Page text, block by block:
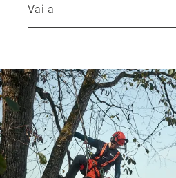
Vai a
Attrezzatura da
Trovare un rivenditore locale